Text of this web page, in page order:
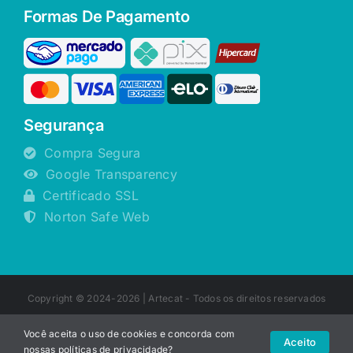
Formas De Pagamento
Segurança
Compra Segura
Google Transparency
Certificado SSL
Norton Safe Web
Copyright © 2024-2026 |Artecat - Todos os direitos reservados
Você aceita o uso de cookies e concorda com
nossas políticas de privacidade?
Aceito